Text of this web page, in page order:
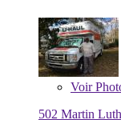
Voir
502 Martin